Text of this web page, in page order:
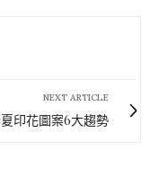
NEXT ARTICLE
印花圖案6大趨勢